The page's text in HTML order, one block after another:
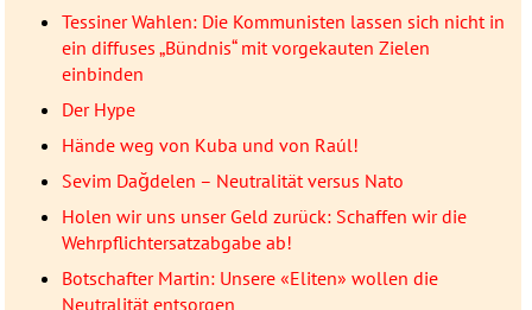
Tessiner Wahlen: Die Kommunisten lassen sich nicht in
ein diffuses „Bündnis“ mit vorgekauten Zielen
einbinden
Der Hype
Hände weg von Kuba und von Raúl!
Sevim Dağdelen – Neutralität versus Nato
Holen wir uns unser Geld zurück: Schaffen wir die
Wehrpflichtersatzabgabe ab!
Botschafter Martin: Unsere «Eliten» wollen die
Neutralität entsorgen